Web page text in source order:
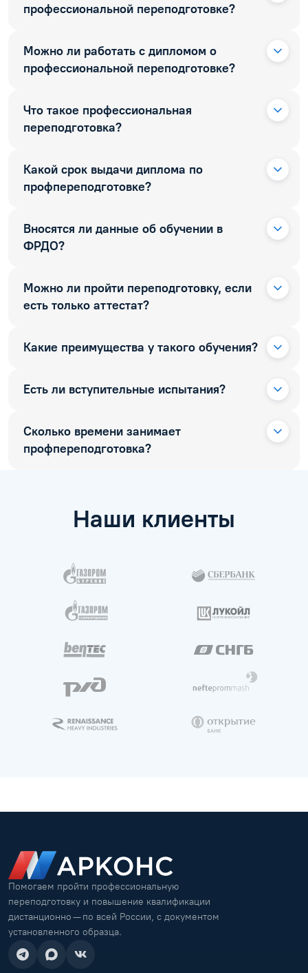
профессиональной переподготовке?
Можно ли работать с дипломом о
профессиональной переподготовке?
Что такое профессиональная
переподготовка?
Какой срок выдачи диплома по
профпереподготовке?
Вносятся ли данные об обучении в
ФРДО?
Можно ли пройти переподготовку, если
есть только аттестат?
Какие преимущества у такого обучения?
Есть ли вступительные испытания?
Сколько времени занимает
профпереподготовка?
Наши клиенты
Помогаем пройти профессиональную
переподготовку и повышение квалификации
дистанционно — по всей России, с документом
установленного образца.